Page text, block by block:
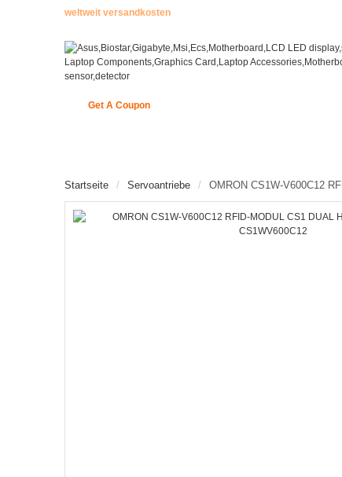
weltweit versandkosten
Get A Coupon
Startseite Servoantriebe OMRON CS1W-V600C12